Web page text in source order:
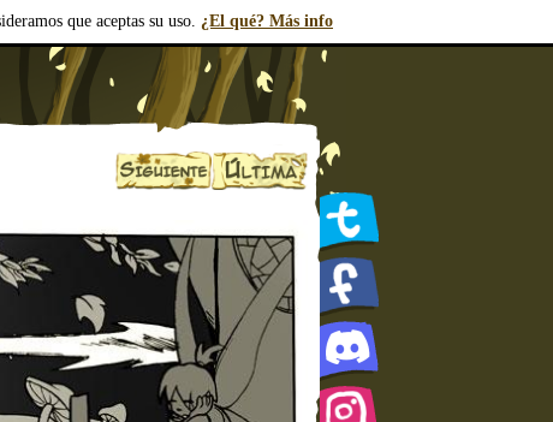
que aceptas su uso. ¿El qué? Más info